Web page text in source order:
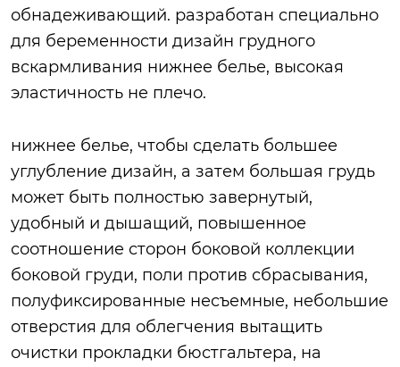
обнадеживающий. разработан специально
для беременности дизайн грудного
вскармливания нижнее белье, высокая
эластичность не плечо.
нижнее белье, чтобы сделать большее
углубление дизайн, а затем большая грудь
может быть полностью завернутый,
удобный и дышащий, повышенное
соотношение сторон боковой коллекции
боковой груди, поли против сбрасывания,
полуфиксированные несъемные, небольшие
отверстия для облегчения вытащить
очистки прокладки бюстгальтера, на